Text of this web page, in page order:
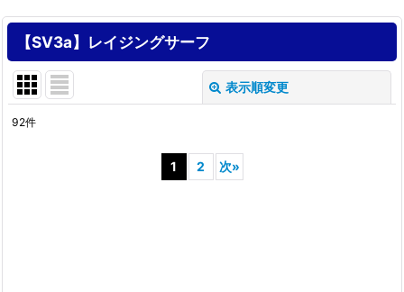
【SV3a】レイジングサーフ
表示順変更
92件
1 2 次»